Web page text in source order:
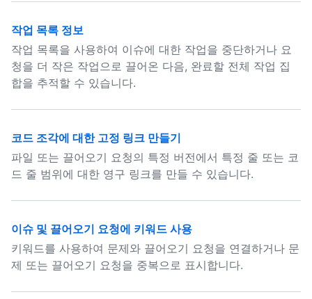
작업 목록 정보
작업 목록을 사용하여 이슈에 대한 작업을 중단하거나 요
청을 더 작은 작업으로 끌어온 다음, 완료할 전체 작업 집
합을 추적할 수 있습니다.
코드 조각에 대한 고정 링크 만들기
파일 또는 끌어오기 요청의 특정 버전에서 특정 줄 또는 코
드 줄 범위에 대한 영구 링크를 만들 수 있습니다.
이슈 및 끌어오기 요청에 키워드 사용
키워드를 사용하여 문제와 끌어오기 요청을 연결하거나 문
제 또는 끌어오기 요청을 중복으로 표시합니다.